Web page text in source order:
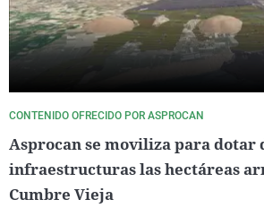
CONTENIDO OFRECIDO POR ASPROCAN
Asprocan se moviliza para dotar
infraestructuras las hectáreas
Cumbre Vieja